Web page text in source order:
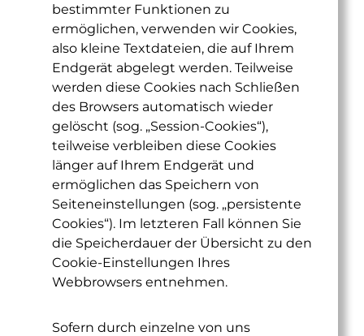
bestimmter Funktionen zu
ermöglichen, verwenden wir Cookies,
also kleine Textdateien, die auf Ihrem
Endgerät abgelegt werden. Teilweise
werden diese Cookies nach Schließen
des Browsers automatisch wieder
gelöscht (sog. „Session-Cookies“),
teilweise verbleiben diese Cookies
länger auf Ihrem Endgerät und
ermöglichen das Speichern von
Seiteneinstellungen (sog. „persistente
Cookies“). Im letzteren Fall können Sie
die Speicherdauer der Übersicht zu den
Cookie-Einstellungen Ihres
Webbrowsers entnehmen.
Sofern durch einzelne von uns